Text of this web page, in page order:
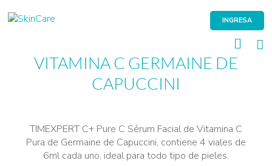
to
INGRESA
VITAMINA C GERMAINE DE
CAPUCCINI
TIMEXPERT C+ Pure C Sérum Facial de Vitamina C
Pura de Germaine de Capuccini, contiene 4 viales de
6ml cada uno, ideal para todo tipo de pieles.